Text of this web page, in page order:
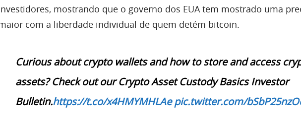
mostrando que o governo dos EUA tem mostrado uma
com a liberdade individual de quem detém bitcoin.
Curious about crypto wallets and how to store and access
assets? Check out our Crypto Asset Custody Basics Investor
Bulletin.https://t.co/x4HMYMHLAe pic.twitter.com/